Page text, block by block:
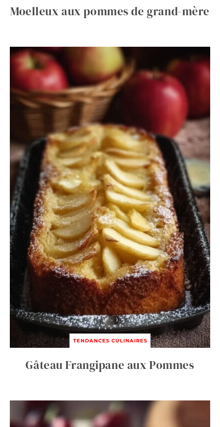
Moelleux aux pommes de grand-mère
TENDANCES CULINAIRES
Gâteau Frangipane aux Pommes